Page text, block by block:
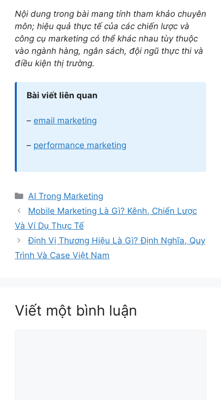
Nội dung trong bài mang tính tham khảo chuyên
môn; hiệu quả thực tế của các chiến lược và
công cụ marketing có thể khác nhau tùy thuộc
vào ngành hàng, ngân sách, đội ngũ thực thi và
điều kiện thị trường.
Bài viết liên quan
– email marketing
– performance marketing
Danh
mục
AI Trong Marketing
Mobile Marketing Là Gì? Kênh, Chiến Lược
Và Ví Dụ Thực Tế
Định Vị Thương Hiệu Là Gì? Định Nghĩa, Quy
Trình Và Case Việt Nam
Viết một bình luận